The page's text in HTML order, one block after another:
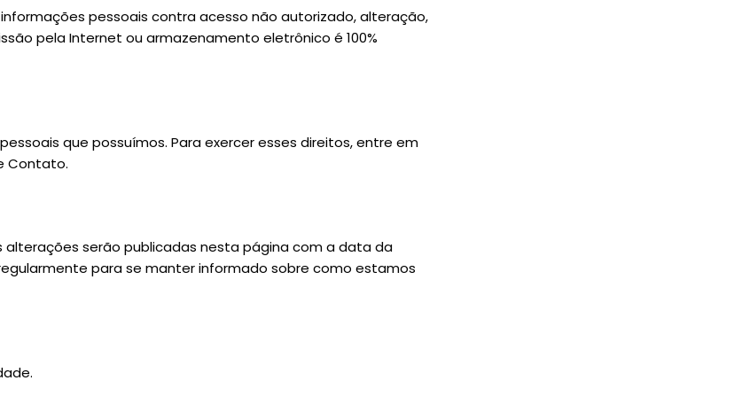
pessoais contra acesso não autorizado, alteração,
pela Internet ou armazenamento eletrônico é 100%
que possuímos. Para exercer esses direitos, entre em
Contato.
serão publicadas nesta página com a data da
para se manter informado sobre como estamos